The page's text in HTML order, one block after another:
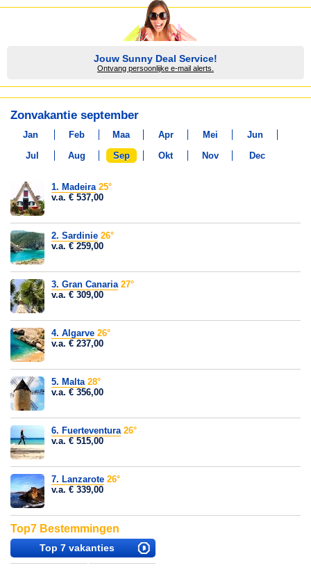
Zonvakantie september
Jan Feb Maa Apr Mei
Jun
Jul
Aug Sep Okt Nov Dec
1. Madeira 25°
v.a. € 537,00
2. Sardinie 26°
v.a. € 259,00
3. Gran Canaria 27°
v.a. € 309,00
4. Algarve 26°
v.a. € 237,00
5. Malta 28°
v.a. € 356,00
6. Fuerteventura 26°
v.a. € 515,00
7. Lanzarote 26°
v.a. € 339,00
Top7 Bestemmingen
Top 7 vakanties
september
Jouw Sunny Deal Service!
Ontvang persoonlijke e-mail alerts.